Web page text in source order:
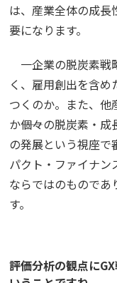
は、産業全体の成長
要になります。
一企業の脱炭素戦
く、雇用創出を含
つくのか。また、他
か――個々の脱炭素・
の発展という視座で
パクト・ファイナン
ならではのものであ
す。
――評価分析の観点に